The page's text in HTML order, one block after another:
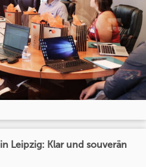
Leipzig: Klar und souverän